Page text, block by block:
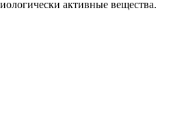
активные вещества.